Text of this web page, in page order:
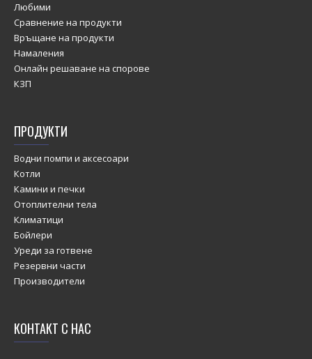
Любими
Сравнение на продукти
Връщане на продукти
Намаления
Онлайн решаване на спорове
КЗП
ПРОДУКТИ
Водни помпи и аксесоари
Котли
Камини и печки
Отоплителни тела
Климатици
Бойлери
Уреди за готвене
Резервни части
Производители
КОНТАКТ С НАС